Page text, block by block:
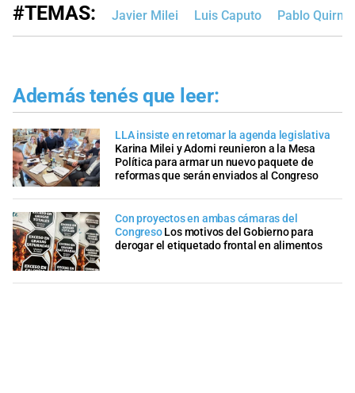
#TEMAS: Javier Milei Luis Caputo Pablo Quirno
Además tenés que leer:
LLA insiste en retomar la agenda legislativa
Karina Milei y Adorni reunieron a la Mesa
Política para armar un nuevo paquete de
reformas que serán enviados al Congreso
Con proyectos en ambas cámaras del
Congreso Los motivos del Gobierno para
derogar el etiquetado frontal en alimentos